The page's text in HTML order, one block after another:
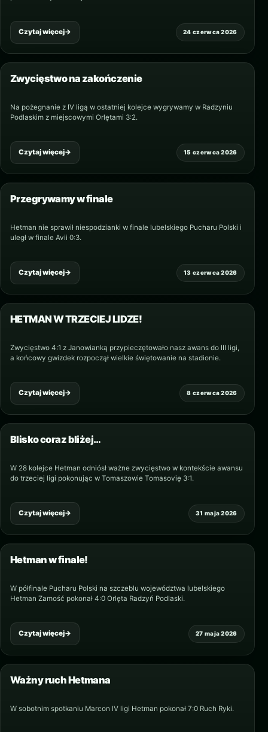
24 czerwca 2026
Czytaj więcej→
15 czerwca 2026
Zwycięstwo na zakończenie
Na pożegnanie z IV ligą w ostatniej kolejce wygrywamy w Radzyniu
Podlaskim z miejscowymi Orlętami 3:2.
Czytaj więcej→
13 czerwca 2026
Przegrywamy w finale
Hetman nie sprawił niespodzianki w finale lubelskiego Pucharu Polski i
uległ w finale Avii 0:3.
Czytaj więcej→
8 czerwca 2026
HETMAN W TRZECIEJ LIDZE!
Zwycięstwo 4:1 z Janowianką przypieczętowało nasz awans do III ligi,
a końcowy gwizdek rozpoczął wielkie świętowanie na stadionie.
Czytaj więcej→
31 maja 2026
Blisko coraz bliżej…
W 28 kolejce Hetman odniósł ważne zwycięstwo w kontekście awansu
do trzeciej ligi pokonując w Tomaszowie Tomasovię 3:1.
Czytaj więcej→
27 maja 2026
Hetman w finale!
W półfinale Pucharu Polski na szczeblu województwa lubelskiego
Hetman Zamość pokonał 4:0 Orlęta Radzyń Podlaski.
Czytaj więcej→
Ważny ruch Hetmana
W sobotnim spotkaniu Marcon IV ligi Hetman pokonał 7:0 Ruch Ryki.